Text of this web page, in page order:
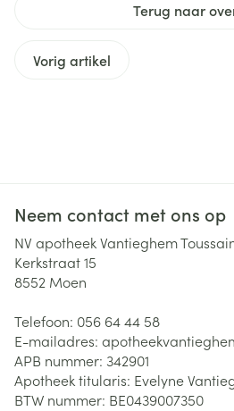
Terug naar
Vorig artikel
Neem contact met ons op
NV apotheek Vantieghem
Kerkstraat 15
8552 Moen
Telefoon: 056 64 44 58
E-mailadres:
APB nummer: 342901
Apotheek titularis: Evelyne
BTW nummer: BE0439007350